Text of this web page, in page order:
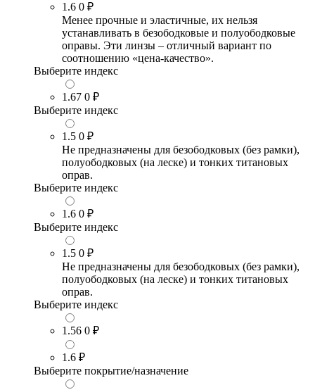
1.6 0 ₽
Менее прочные и эластичные, их нельзя
устанавливать в безободковые и полуободковые
оправы. Эти линзы – отличный вариант по
соотношению «цена-качество».
Выберите индекс
1.67 0 ₽
Выберите индекс
1.5 0 ₽
Не предназначены для безободковых (без рамки),
полуободковых (на леске) и тонких титановых
оправ.
Выберите индекс
1.6 0 ₽
Выберите индекс
1.5 0 ₽
Не предназначены для безободковых (без рамки),
полуободковых (на леске) и тонких титановых
оправ.
Выберите индекс
1.56 0 ₽
1.6 ₽
Выберите покрытие/назначение